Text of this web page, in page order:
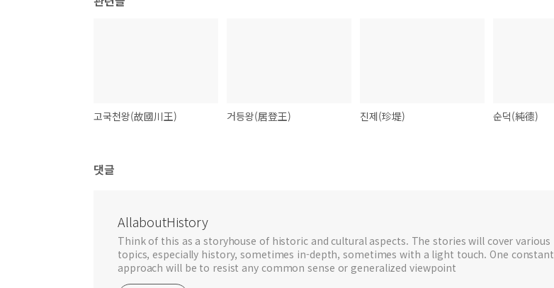
고국천왕(故國川王) 거등왕(居登王) 진제(珍堤) 순덕(純德)
댓글
AllaboutHistory
Think of this as a storyhouse of historic and cultural aspects. The stories will cover various
topics, especially history, sometimes in-depth, sometimes with a light touch. One constant
approach will be to resist any common sense or generalized viewpoint